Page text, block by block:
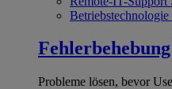
Probleme lösen, bevor